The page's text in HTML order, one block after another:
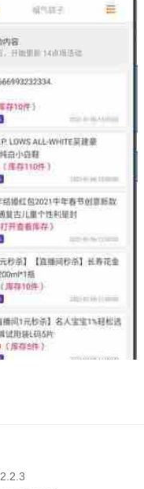
的类型。
，给用户带来更多保障。